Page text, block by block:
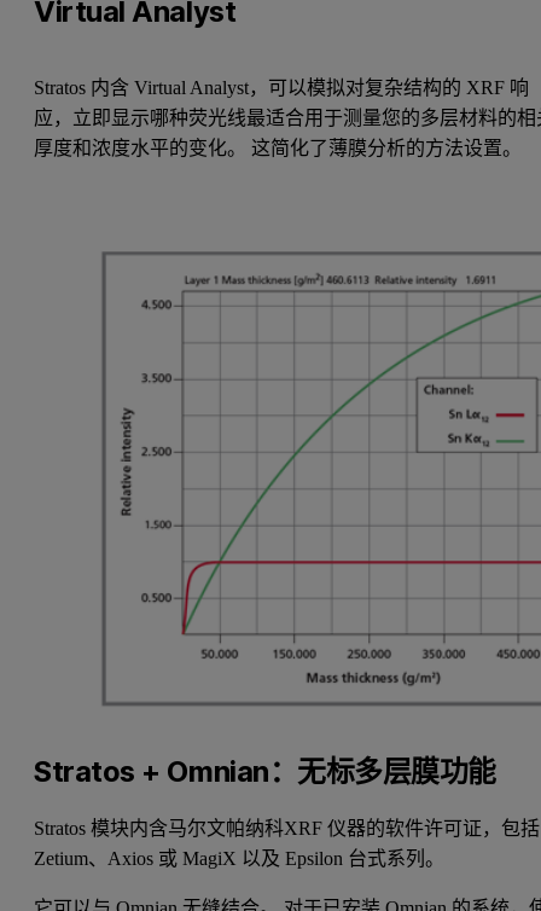
Virtual Analyst
Stratos 内含 Virtual Analyst，可以模拟对复杂结构的 XRF 响
应，立即显示哪种荧光线最适合用于测量您的多层材料的相
厚度和浓度水平的变化。 这简化了薄膜分析的方法设置。
Stratos + Omnian：无标多层膜功能
Stratos 模块内含马尔文帕纳科XRF 仪器的软件许可证，包括
Zetium、Axios 或 MagiX 以及 Epsilon 台式系列。